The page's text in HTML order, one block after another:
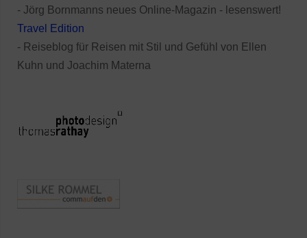
- Jörg Bornmanns neues Online-Magazin - lesenswert!
Travel Edition
- Reiseblog für Reisen mit Stil und Gefühl von Ellen
Kuhn und Joachim Materna